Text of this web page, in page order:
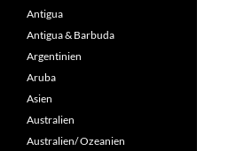
Antigua
Antigua & Barbuda
Argentinien
Aruba
Asien
Australien
Australien/ Ozeanien